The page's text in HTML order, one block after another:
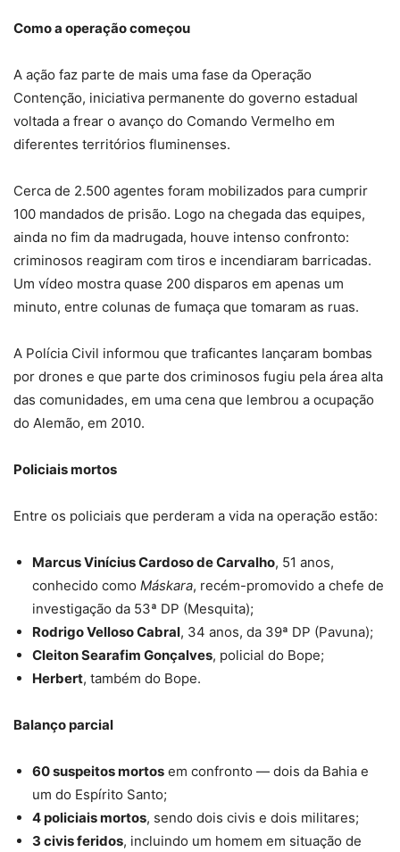
Como a operação começou
A ação faz parte de mais uma fase da Operação
Contenção, iniciativa permanente do governo estadual
voltada a frear o avanço do Comando Vermelho em
diferentes territórios fluminenses.
Cerca de 2.500 agentes foram mobilizados para cumprir
100 mandados de prisão. Logo na chegada das equipes,
ainda no fim da madrugada, houve intenso confronto:
criminosos reagiram com tiros e incendiaram barricadas.
Um vídeo mostra quase 200 disparos em apenas um
minuto, entre colunas de fumaça que tomaram as ruas.
A Polícia Civil informou que traficantes lançaram bombas
por drones e que parte dos criminosos fugiu pela área alta
das comunidades, em uma cena que lembrou a ocupação
do Alemão, em 2010.
Policiais mortos
Entre os policiais que perderam a vida na operação estão:
Marcus Vinícius Cardoso de Carvalho, 51 anos,
conhecido como Máskara, recém-promovido a chefe de
investigação da 53ª DP (Mesquita);
Rodrigo Velloso Cabral, 34 anos, da 39ª DP (Pavuna);
Cleiton Searafim Gonçalves, policial do Bope;
Herbert, também do Bope.
Balanço parcial
60 suspeitos mortos em confronto — dois da Bahia e
um do Espírito Santo;
4 policiais mortos, sendo dois civis e dois militares;
3 civis feridos, incluindo um homem em situação de